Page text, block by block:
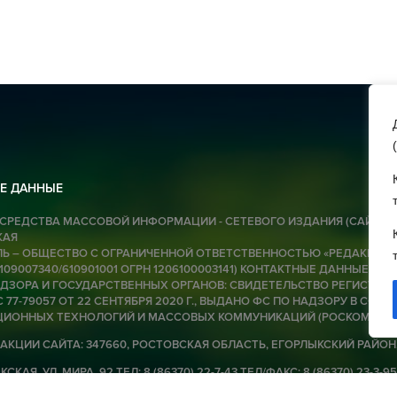
(
ДАННЫЕ
МАССОВОЙ ИНФОРМАЦИИ - СЕТЕВОГО ИЗДАНИЯ (САЙТА):
– ОБЩЕСТВО С ОГРАНИЧЕННОЙ ОТВЕТСТВЕННОСТЬЮ «РЕДАКЦИЯ
610901001 ОГРН 1206100003141) КОНТАКТНЫЕ ДАННЫЕ ДЛЯ
И ГОСУДАРСТВЕННЫХ ОРГАНОВ: СВИДЕТЕЛЬСТВО
79057 ОТ 22 СЕНТЯБРЯ 2020 Г., ВЫДАНО ФС ПО НАДЗОРУ В СФЕРЕ
ТЕХНОЛОГИЙ И МАССОВЫХ КОММУНИКАЦИЙ
САЙТА: 347660, РОСТОВСКАЯ ОБЛАСТЬ, ЕГОРЛЫКСКИЙ
УЛ. МИРА, 92 ТЕЛ: 8 (86370) 22-7-43 ТЕЛ/ФАКС: 8 (86370) 23-3-95